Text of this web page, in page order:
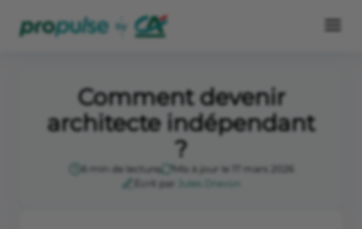
Comment devenir
architecte indépendant
?
6 min de lecture
Mis à jour le 17 mars 2026
Écrit par
Jules Drevon